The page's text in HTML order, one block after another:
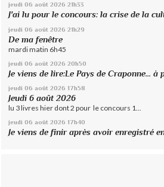
jeudi 06 août 2026 21h33
J'ai lu pour le concours: la crise de la
jeudi 06 août 2026 21h29
De ma fenêtre
mardi matin 6h45
jeudi 06 août 2026 20h50
Je viens de lire:Le Pays de Craponne... à
jeudi 06 août 2026 17h58
Jeudi 6 août 2026
lu 3 livres hier dont 2 pour le concours 1...
jeudi 06 août 2026 17h40
Je viens de finir après avoir enregistré